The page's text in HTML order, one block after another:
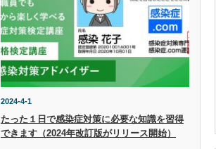
2024-4-1
たった１日で感染症対策に必要な知識を習得
できます（2024年改訂版がリリース開始）